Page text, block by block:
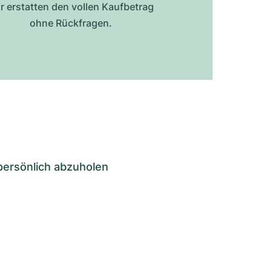
erstatten den vollen Kaufbetrag
ohne Rückfragen.
abzuholen